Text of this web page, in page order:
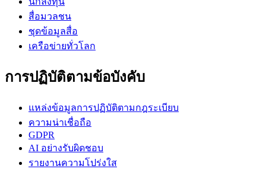
สื่อมวลชน
ชุดข้อมูลสื่อ
เครือข่ายทั่วโลก
การปฏิบัติตามข้อบังคับ
แหล่งข้อมูลการปฏิบัติตามกฎระเบียบ
ความน่าเชื่อถือ
GDPR
AI อย่างรับผิดชอบ
รายงานความโปร่งใส